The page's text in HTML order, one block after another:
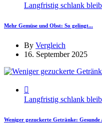
Langfristig schlank
Mehr Gemüse und Obst: So gelingt...
By Vergleich
16. September 2025
Langfristig schlank
Weniger gezuckerte Getränke: